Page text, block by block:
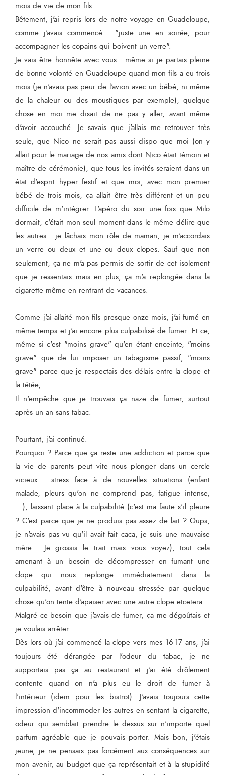
mois de vie de mon fils.
Bêtement, j'ai repris lors de notre voyage en Guadeloupe,
comme j'avais commencé : "juste une en soirée, pour
accompagner les copains qui boivent un verre".
Je vais être honnête avec vous : même si je partais pleine
de bonne volonté en Guadeloupe quand mon fils a eu trois
mois (je n'avais pas peur de l'avion avec un bébé, ni même
de la chaleur ou des moustiques par exemple), quelque
chose en moi me disait de ne pas y aller, avant même
d'avoir accouché. Je savais que j'allais me retrouver très
seule, que Nico ne serait pas aussi dispo que moi (on y
allait pour le mariage de nos amis dont Nico était témoin et
maître de cérémonie), que tous les invités seraient dans un
état d'esprit hyper festif et que moi, avec mon premier
bébé de trois mois, ça allait être très différent et un peu
difficile de m'intégrer. L'apéro du soir une fois que Milo
dormait, c'était mon seul moment dans le même délire que
les autres : je lâchais mon rôle de maman, je m'accordais
un verre ou deux et une ou deux clopes. Sauf que non
seulement, ça ne m'a pas permis de sortir de cet isolement
que je ressentais mais en plus, ça m'a replongée dans la
cigarette même en rentrant de vacances.
Comme j'ai allaité mon fils presque onze mois, j'ai fumé en
même temps et j'ai encore plus culpabilisé de fumer. Et ce,
même si c'est "moins grave" qu'en étant enceinte, "moins
grave" que de lui imposer un tabagisme passif, "moins
grave" parce que je respectais des délais entre la clope et
la tétée, ...
Il n'empêche que je trouvais ça naze de fumer, surtout
après un an sans tabac.
Pourtant, j'ai continué.
Pourquoi ? Parce que ça reste une addiction et parce que
la vie de parents peut vite nous plonger dans un cercle
vicieux : stress face à de nouvelles situations (enfant
malade, pleurs qu'on ne comprend pas, fatigue intense,
...), laissant place à la culpabilité (c'est ma faute s'il pleure
? C'est parce que je ne produis pas assez de lait ? Oups,
je n'avais pas vu qu'il avait fait caca, je suis une mauvaise
mère... Je grossis le trait mais vous voyez), tout cela
amenant à un besoin de décompresser en fumant une
clope qui nous replonge immédiatement dans la
culpabilité, avant d'être à nouveau stressée par quelque
chose qu'on tente d'apaiser avec une autre clope etcetera.
Malgré ce besoin que j'avais de fumer, ça me dégoûtais et
je voulais arrêter.
Dès lors où j'ai commencé la clope vers mes 16-17 ans, j'ai
toujours été dérangée par l'odeur du tabac, je ne
supportais pas ça au restaurant et j'ai été drôlement
contente quand on n'a plus eu le droit de fumer à
l'intérieur (idem pour les bistrot). J'avais toujours cette
impression d'incommoder les autres en sentant la cigarette,
odeur qui semblait prendre le dessus sur n'importe quel
parfum agréable que je pouvais porter. Mais bon, j'étais
jeune, je ne pensais pas forcément aux conséquences sur
mon avenir, au budget que ça représentait et à la stupidité